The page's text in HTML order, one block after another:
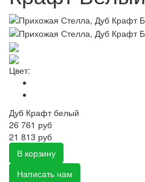
Цвет:
Дуб Крафт белый
26 761 руб
21 813 руб
В корзину
Написать нам